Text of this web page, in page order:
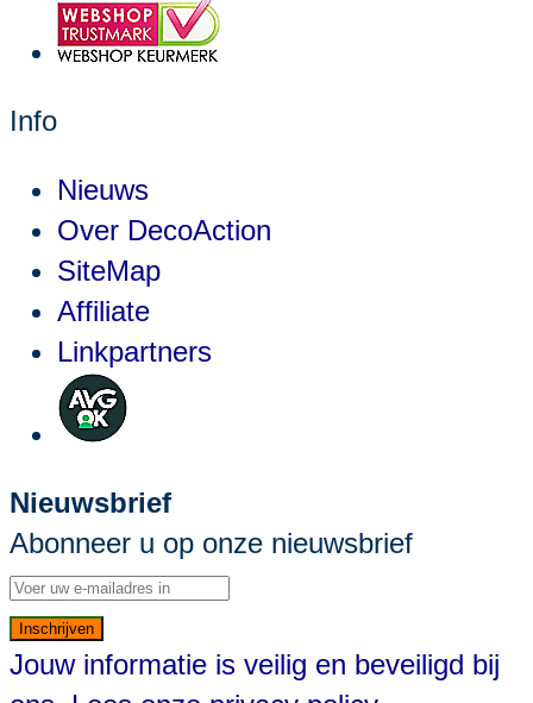
Info
Nieuws
Over DecoAction
SiteMap
Affiliate
Linkpartners
Nieuwsbrief
Abonneer u op onze nieuwsbrief
Inschrijven
Jouw informatie is veilig en beveiligd bij